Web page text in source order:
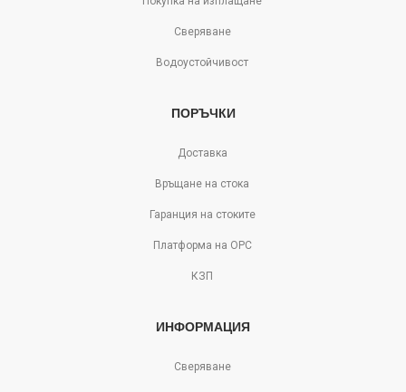
Сверяване
Водоустойчивост
ПОРЪЧКИ
Доставка
Връщане на стока
Гаранция на стоките
Платформа на ОРС
КЗП
ИНФОРМАЦИЯ
Сверяване